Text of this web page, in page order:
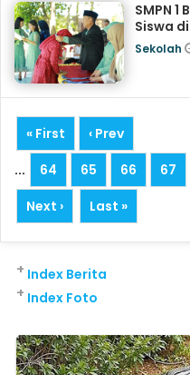
SMPN
Siswa
Sekolah
« First
‹ Prev
...
64 65 66 67
Next ›
Last »
Index Berita
+
Index Foto
+